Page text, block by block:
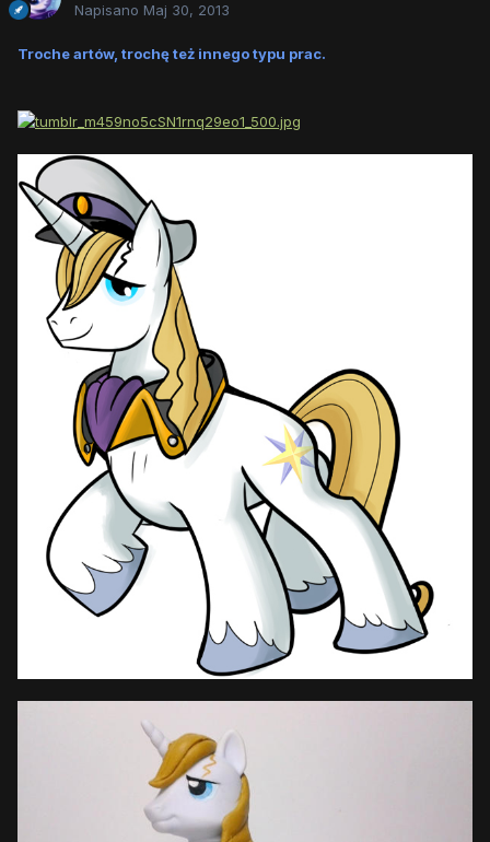
Napisano Maj 30, 2013
Troche artów, trochę też innego typu prac.